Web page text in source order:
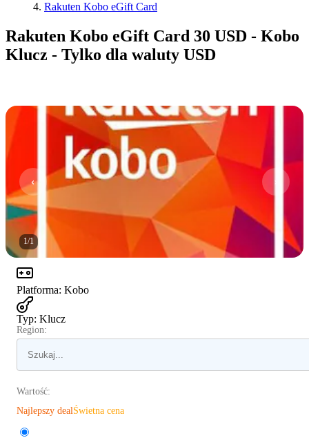
Rakuten Kobo eGift Card
Rakuten Kobo eGift Card 30 USD - Kobo
Klucz - Tylko dla waluty USD
1/1
Platforma: Kobo
Typ: Klucz
Region:
Wartość:
Najlepszy deal Świetna cena